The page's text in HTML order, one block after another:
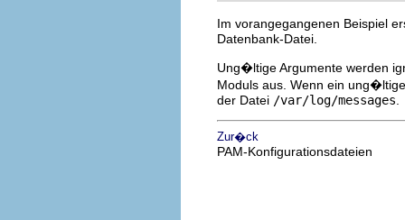
Im vorangegangenen Beispiel
Datenbank-Datei.
Ung�ltige Argumente werden
Moduls aus. Wenn ein
der Datei /var/log/messages
Zur�ck
PAM-Konfigurationsdateien